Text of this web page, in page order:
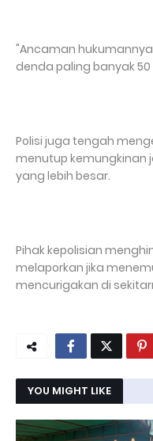
"Ancaman
denda paling banyak 50
Polisi juga tengah
menutup kemungkinan
yang lebih besar.
Pihak kepolisian
melaporkan jika
mencurigakan di
YOU MIGHT LIKE